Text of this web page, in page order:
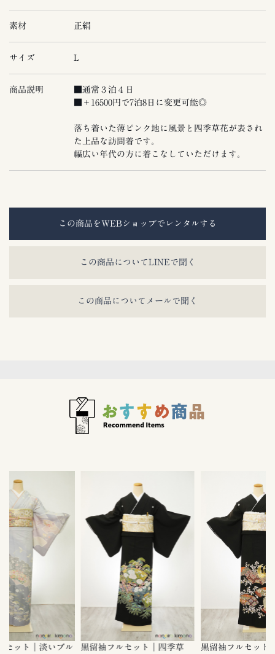
素材 正絹
サイズ L
商品説明
■通常３泊４日
■＋16500円で7泊8日に変更可能◎
落ち着いた薄ピンク地に風景と四季草花が表され
た上品な訪問着です。
幅広い年代の方に着こなしていただけます。
この商品をWEBショップでレンタルする
この商品についてLINEで聞く
この商品についてメールで聞く
ット｜淡いブル
黒留袖フルセット｜四季草
黒留袖フルセット